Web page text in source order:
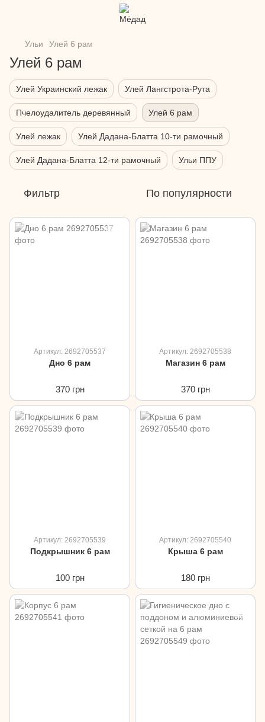
Ульи Улей 6 рам
Улей 6 рам
Улей Украинский лежак Улей Лангстрота-Рута
Пчелоудалитель деревянный Улей 6 рам
Улей лежак Улей Дадана-Блатта 10-ти рамочный
Улей Дадана-Блатта 12-ти рамочный Ульи ППУ
Фильтр По популярности
Артикул: 2692705537
Дно 6 рам
370 грн
Артикул: 2692705538
Магазин 6 рам
370 грн
Артикул: 2692705539
Подкрышник 6 рам
100 грн
Артикул: 2692705540
Крыша 6 рам
180 грн